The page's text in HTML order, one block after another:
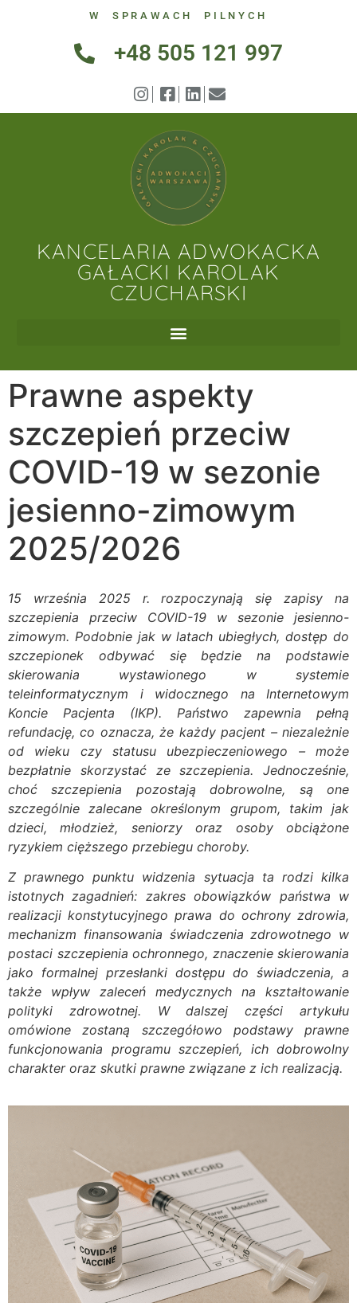
W SPRAWACH PILNYCH
+48 505 121 997
KANCELARIA ADWOKACKA
GAŁACKI KAROLAK
CZUCHARSKI
Prawne aspekty
szczepień przeciw
COVID-19 w sezonie
jesienno-zimowym
2025/2026
15 września 2025 r. rozpoczynają się zapisy na
szczepienia przeciw COVID-19 w sezonie jesienno-
zimowym. Podobnie jak w latach ubiegłych, dostęp do
szczepionek odbywać się będzie na podstawie
skierowania wystawionego w systemie
teleinformatycznym i widocznego na Internetowym
Koncie Pacjenta (IKP). Państwo zapewnia pełną
refundację, co oznacza, że każdy pacjent – niezależnie
od wieku czy statusu ubezpieczeniowego – może
bezpłatnie skorzystać ze szczepienia. Jednocześnie,
choć szczepienia pozostają dobrowolne, są one
szczególnie zalecane określonym grupom, takim jak
dzieci, młodzież, seniorzy oraz osoby obciążone
ryzykiem cięższego przebiegu choroby.
Z prawnego punktu widzenia sytuacja ta rodzi kilka
istotnych zagadnień: zakres obowiązków państwa w
realizacji konstytucyjnego prawa do ochrony zdrowia,
mechanizm finansowania świadczenia zdrowotnego w
postaci szczepienia ochronnego, znaczenie skierowania
jako formalnej przesłanki dostępu do świadczenia, a
także wpływ zaleceń medycznych na kształtowanie
polityki zdrowotnej. W dalszej części artykułu
omówione zostaną szczegółowo podstawy prawne
funkcjonowania programu szczepień, ich dobrowolny
charakter oraz skutki prawne związane z ich realizacją.